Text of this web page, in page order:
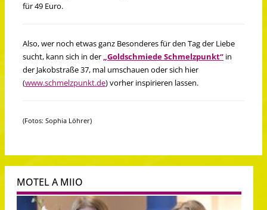
für 49 Euro.
Also, wer noch etwas ganz Besonderes für den Tag der Liebe
sucht, kann sich in der „Goldschmiede Schmelzpunkt“ in
der Jakobstraße 37, mal umschauen oder sich hier
(www.schmelzpunkt.de) vorher inspirieren lassen.
(Fotos: Sophia Löhrer)
MOTEL A MIIO